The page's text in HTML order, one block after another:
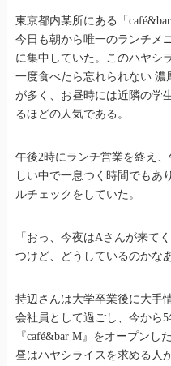
東京都内某所にある「
今日も朝から唯一のランチメ
に集中していた。このハヤシ
一度食べたら忘れられない
が多く、お昼時には近隣の学
るほどの人気である。
午後2時にランチ営業を終え
しい中で一息つく時間でもあ
ルチェックをしていた。
「おっ、今夜はAさんが来て
つけど、どうしているのかな
持辺さんは大学卒業後に大手
会社員として過ごし、今から
『café&bar M』をオープンし
昼はハヤシライスを求める人